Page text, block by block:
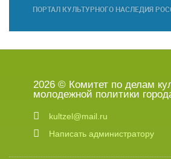
2026 © Комитет по делам
молодежной политики
kultzel@mail.ru
Написать администратору